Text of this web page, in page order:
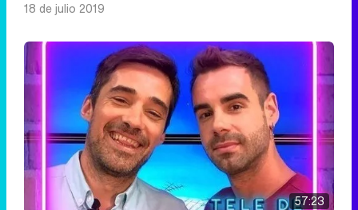
18 de julio 2019
57:23